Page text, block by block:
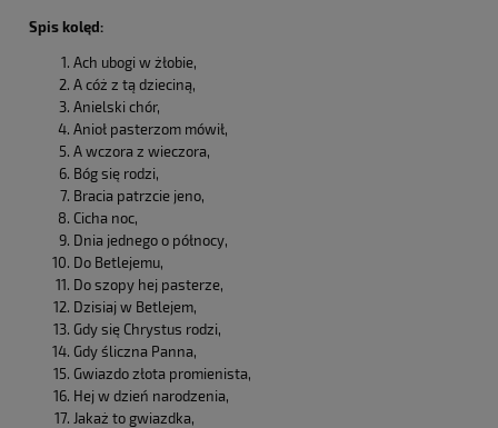
Spis kolęd:
Ach ubogi w żłobie,
A cóż z tą dzieciną,
Anielski chór,
Anioł pasterzom mówił,
A wczora z wieczora,
Bóg się rodzi,
Bracia patrzcie jeno,
Cicha noc,
Dnia jednego o północy,
Do Betlejemu,
Do szopy hej pasterze,
Dzisiaj w Betlejem,
Gdy się Chrystus rodzi,
Gdy śliczna Panna,
Gwiazdo złota promienista,
Hej w dzień narodzenia,
Jakaż to gwiazdka,